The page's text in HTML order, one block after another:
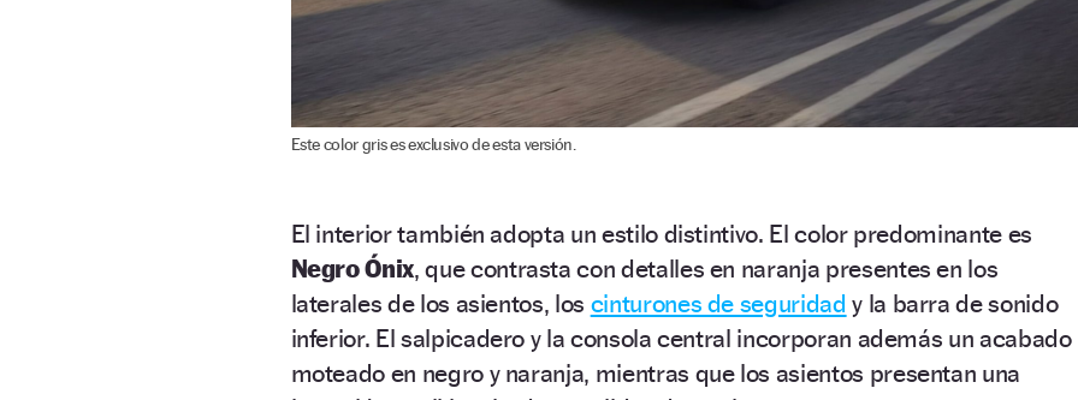
Este color gris es exclusivo de esta versión.
El interior también adopta un estilo distintivo. El color predominante es
Negro Ónix, que contrasta con detalles en naranja presentes en los
laterales de los asientos, los cinturones de seguridad y la barra de sonido
inferior. El salpicadero y la consola central incorporan además un acabado
moteado en negro y naranja, mientras que los asientos presentan una